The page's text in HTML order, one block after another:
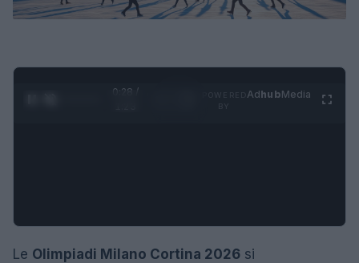
0:29 /
AdhubMedia
Le Olimpiadi Milano Cortina 2026 si